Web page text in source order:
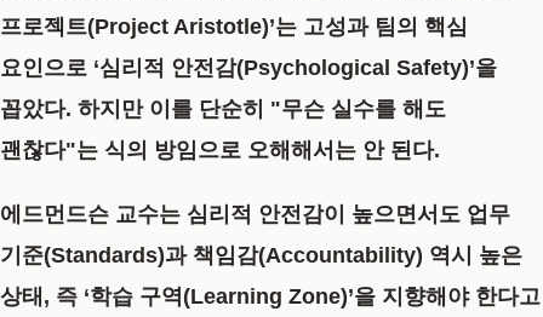
프로젝트(Project Aristotle)’는 고성과 팀의 핵심
요인으로 ‘심리적 안전감(Psychological Safety)’을
꼽았다. 하지만 이를 단순히 "무슨 실수를 해도
괜찮다"는 식의 방임으로 오해해서는 안 된다.
에드먼드슨 교수는 심리적 안전감이 높으면서도 업무
기준(Standards)과 책임감(Accountability) 역시 높은
상태, 즉 ‘학습 구역(Learning Zone)’을 지향해야 한다고